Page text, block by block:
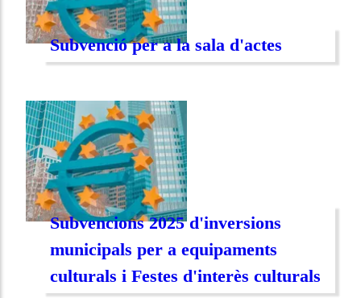
Subvenció per a la sala d'actes
Subvencions 2025 d'inversions
municipals per a equipaments
culturals i Festes d'interès culturals